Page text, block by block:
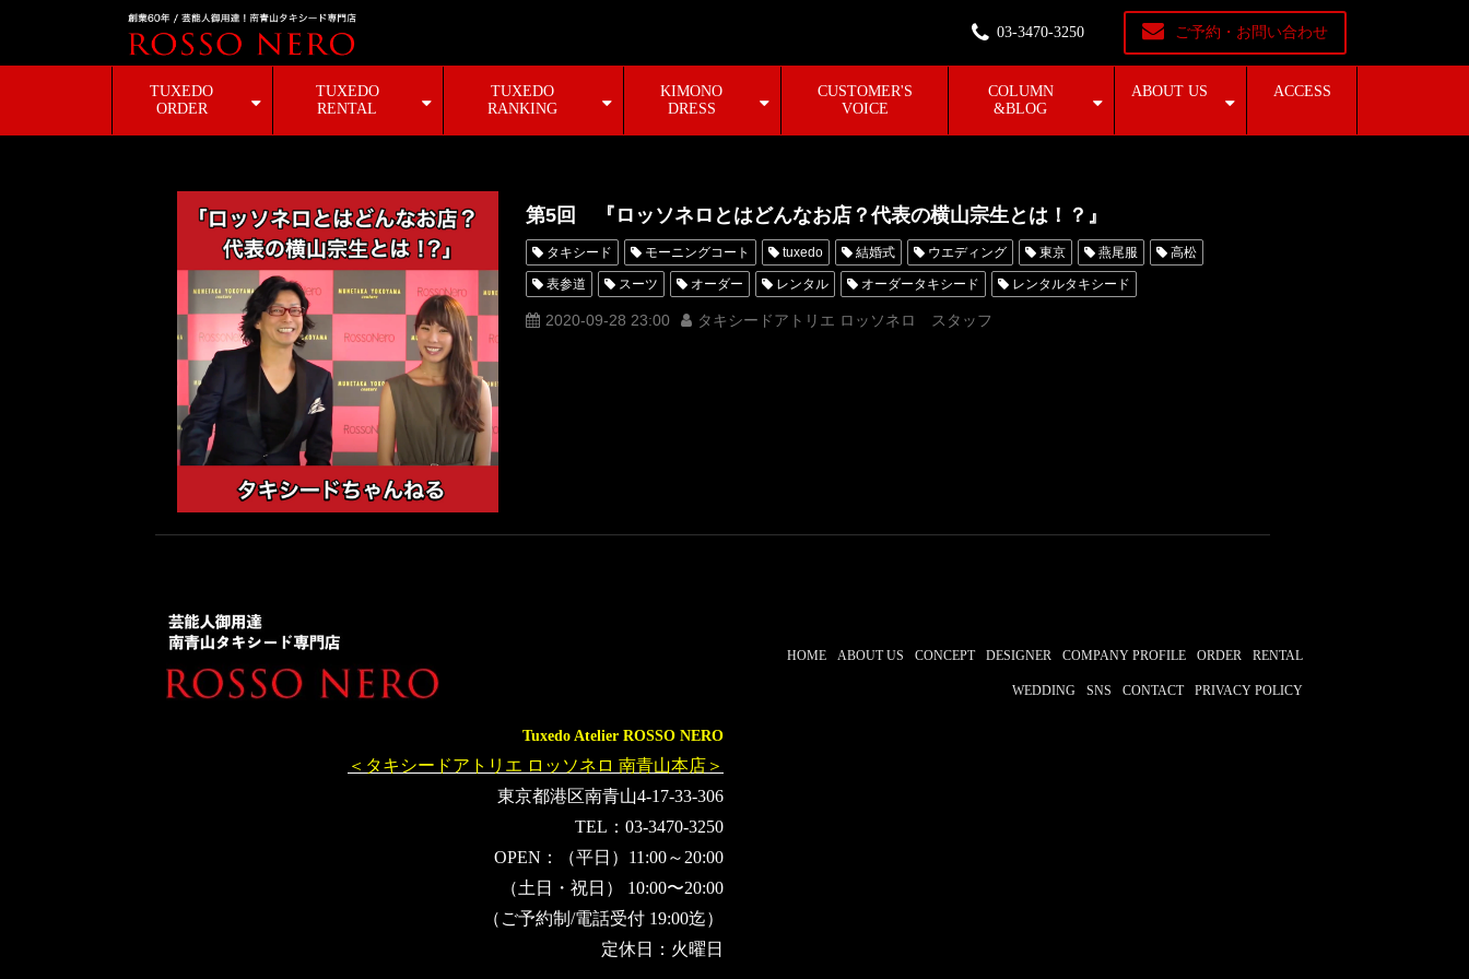
03-3470-3250 ご予約・お問い合わせ
TUXEDO
ORDER
TUXEDO
RENTAL
TUXEDO
RANKING
KIMONO
DRESS
CUSTOMER'S
VOICE
COLUMN
&BLOG
ABOUT US ACCESS
第5回 『ロッソネロとはどんなお店？代表の横山宗生とは！？』
タキシード モーニングコート tuxedo 結婚式 ウエディング 東京 燕尾服 高松
表参道 スーツ オーダー レンタル オーダータキシード レンタルタキシード
ロッソネロ 人気 おしゃれ ユーチューブ tuxedochannel
2020-09-28 23:00 タキシードアトリエ ロッソネロ スタッフ
Tuxedo Atelier ROSSO NERO
＜タキシードアトリエ ロッソネロ 南青山本店＞
東京都港区南青山4-17-33-306
TEL：03-3470-3250
OPEN：（平日）11:00～20:00
（土日・祝日） 10:00〜20:00
（ご予約制/電話受付 19:00迄）
定休日：火曜日
HOME ABOUT US CONCEPT DESIGNER COMPANY PROFILE ORDER RENTAL
WEDDING SNS CONTACT PRIVACY POLICY